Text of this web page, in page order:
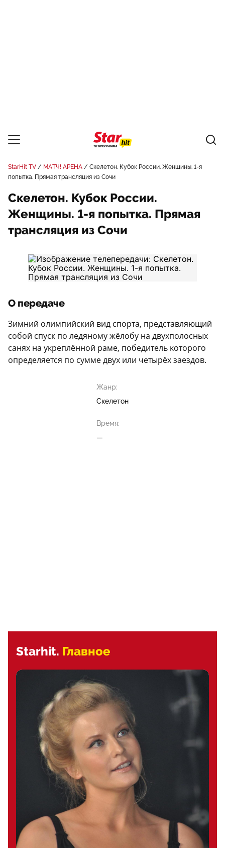
StarHit TV МАТЧ! АРЕНА
Скелетон. Кубок России. Женщины. 1-я
попытка. Прямая трансляция из Сочи
Скелетон. Кубок России.
Женщины. 1-я попытка. Прямая
трансляция из Сочи
О передаче
Зимний олимпийский вид спорта, представляющий
собой спуск по ледяному жёлобу на двухполосных
санях на укреплённой раме, победитель которого
определяется по сумме двух или четырёх заездов.
Жанр:
Скелетон
Время:
—
Starhit. Главное